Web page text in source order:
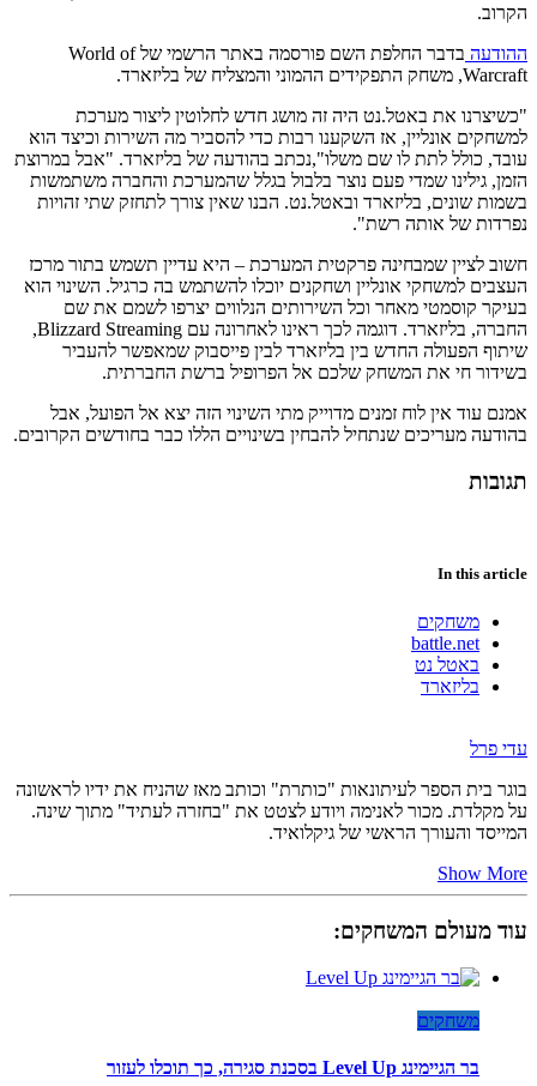
הקרוב.
ההודעה
בדבר החלפת השם פורסמה באתר הרשמי של World of
Warcraft, משחק התפקידים ההמוני והמצליח של בליזארד.
"כשיצרנו את באטל.נט היה זה מושג חדש לחלוטין ליצור מערכת
למשחקים אונליין, אז השקענו רבות כדי להסביר מה השירות וכיצד הוא
עובד, כולל לתת לו שם משלו",נכתב בהודעה של בליזארד. "אבל במרוצת
הזמן, גילינו שמדי פעם נוצר בלבול בגלל שהמערכת והחברה משתמשות
בשמות שונים, בליזארד ובאטל.נט. הבנו שאין צורך לתחזק שתי זהויות
נפרדות של אותה רשת".
חשוב לציין שמבחינה פרקטית המערכת – היא עדיין תשמש בתור מרכז
העצבים למשחקי אונליין ושחקנים יוכלו להשתמש בה כרגיל. השינוי הוא
בעיקר קוסמטי מאחר וכל השירותים הנלווים יצרפו לשמם את שם
החברה, בליזארד. דוגמה לכך ראינו לאחרונה עם Blizzard Streaming,
שיתוף הפעולה החדש בין בליזארד לבין פייסבוק שמאפשר להעביר
בשידור חי את המשחק שלכם אל הפרופיל ברשת החברתית.
אמנם עוד אין לוח זמנים מדוייק מתי השינוי הזה יצא אל הפועל, אבל
בהודעה מעריכים שנתחיל להבחין בשינויים הללו כבר בחודשים הקרובים.
תגובות
In this article
משחקים
battle.net
באטל נט
בליזארד
עדי פרל
בוגר בית הספר לעיתונאות "כותרת" וכותב מאז שהניח את ידיו לראשונה
על מקלדת. מכור לאנימה ויודע לצטט את "בחזרה לעתיד" מתוך שינה.
המייסד והעורך הראשי של גיקלואיד.
Show More
עוד מעולם המשחקים:
משחקים
בר הגיימינג Level Up בסכנת סגירה, כך תוכלו לעזור